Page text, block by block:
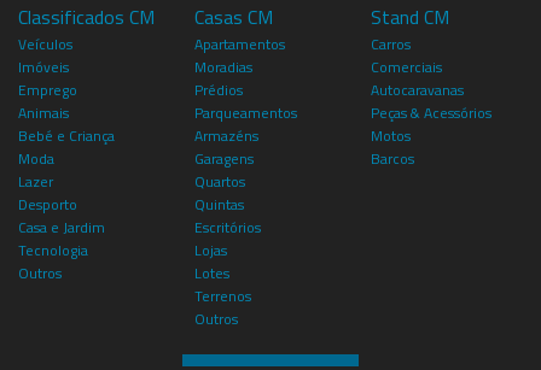
Classificados CM
Veículos
Imóveis
Emprego
Animais
Bebé e Criança
Moda
Lazer
Desporto
Casa e Jardim
Tecnologia
Outros
Casas CM
Apartamentos
Moradias
Prédios
Parqueamentos
Armazéns
Garagens
Quartos
Quintas
Escritórios
Lojas
Lotes
Terrenos
Outros
Stand CM
Carros
Comerciais
Autocaravanas
Peças & Acessórios
Motos
Barcos